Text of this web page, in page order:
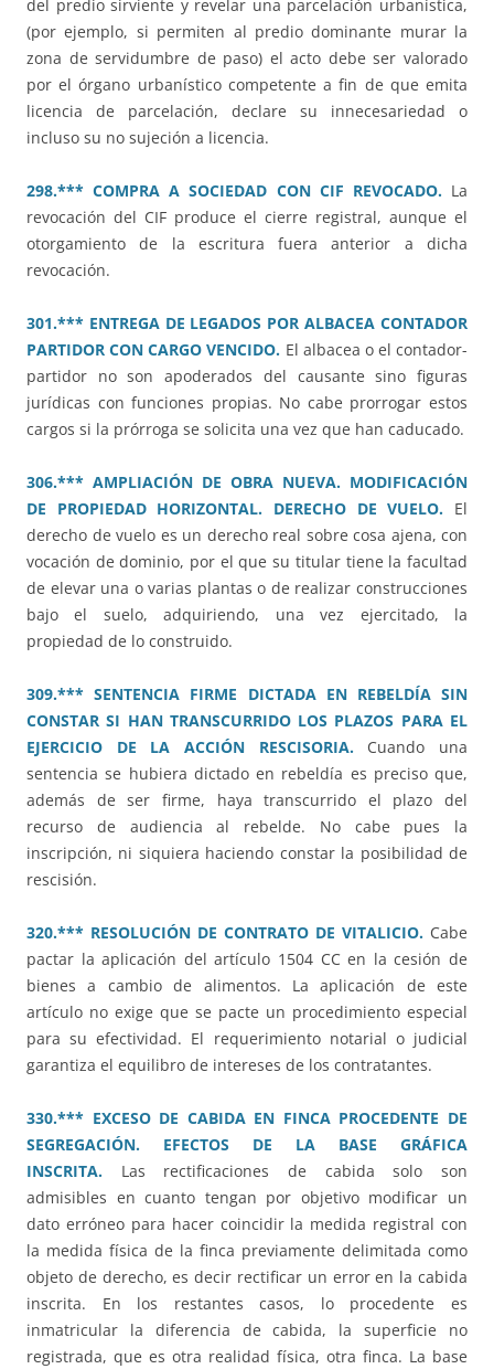
del predio sirviente y revelar una parcelación urbanística,
(por ejemplo, si permiten al predio dominante murar la
zona de servidumbre de paso) el acto debe ser valorado
por el órgano urbanístico competente a fin de que emita
licencia de parcelación, declare su innecesariedad o
incluso su no sujeción a licencia.
298.*** COMPRA A SOCIEDAD CON CIF REVOCADO.La
revocación del CIF produce el cierre registral, aunque el
otorgamiento de la escritura fuera anterior a dicha
revocación.
301.*** ENTREGA DE LEGADOS POR ALBACEA CONTADOR
PARTIDOR CON CARGO VENCIDO. El albacea o el contador-
partidor no son apoderados del causante sino figuras
jurídicas con funciones propias. No cabe prorrogar estos
cargos si la prórroga se solicita una vez que han caducado.
306.*** AMPLIACIÓN DE OBRA NUEVA. MODIFICACIÓN
DE PROPIEDAD HORIZONTAL. DERECHO DE VUELO. El
derecho de vuelo es un derecho real sobre cosa ajena, con
vocación de dominio, por el que su titular tiene la facultad
de elevar una o varias plantas o de realizar construcciones
bajo el suelo, adquiriendo, una vez ejercitado, la
propiedad de lo construido.
309.*** SENTENCIA FIRME DICTADA EN REBELDÍA SIN
CONSTAR SI HAN TRANSCURRIDO LOS PLAZOS PARA EL
EJERCICIO DE LA ACCIÓN RESCISORIA.Cuando una
sentencia se hubiera dictado en rebeldía es preciso que,
además de ser firme, haya transcurrido el plazo del
recurso de audiencia al rebelde. No cabe pues la
inscripción, ni siquiera haciendo constar la posibilidad de
rescisión.
320.*** RESOLUCIÓN DE CONTRATO DE VITALICIO. Cabe
pactar la aplicación del artículo 1504 CC en la cesión de
bienes a cambio de alimentos. La aplicación de este
artículo no exige que se pacte un procedimiento especial
para su efectividad. El requerimiento notarial o judicial
garantiza el equilibro de intereses de los contratantes.
330.*** EXCESO DE CABIDA EN FINCA PROCEDENTE DE
SEGREGACIÓN. EFECTOS DE LA BASE GRÁFICA
INSCRITA. Las rectificaciones de cabida solo son
admisibles en cuanto tengan por objetivo modificar un
dato erróneo para hacer coincidir la medida registral con
la medida física de la finca previamente delimitada como
objeto de derecho, es decir rectificar un error en la cabida
inscrita. En los restantes casos, lo procedente es
inmatricular la diferencia de cabida, la superficie no
registrada, que es otra realidad física, otra finca. La base